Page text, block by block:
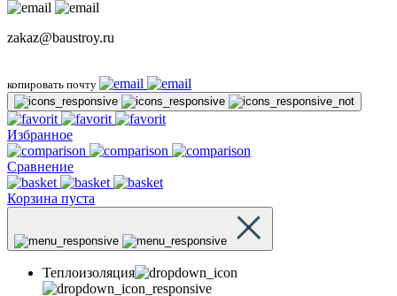
zakaz@baustroy.ru
копировать почту
Избранное
Сравнение
Корзина пуста
Теплоизоляция